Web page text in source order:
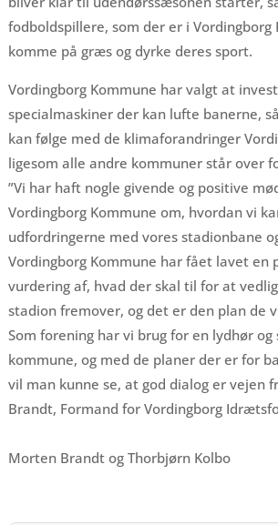
fodboldspillere, som der er i Vordingborg
komme på græs og dyrke deres sport.
Vordingborg Kommune har valgt at
specialmaskiner der kan lufte banerne,
kan følge med de klimaforandringer
ligesom alle andre kommuner står over
”Vi har haft nogle givende og positive
Vordingborg Kommune om, hvordan vi
udfordringerne med vores stadionbane
Vordingborg Kommune har fået lavet en
vurdering af, hvad der skal til for at
stadion fremover, og det er den plan de
Som forening har vi brug for en lydhør
kommune, og med de planer der er for
vil man kunne se, at god dialog er vejen
Brandt, Formand for Vordingborg
Morten Brandt og Thorbjørn Kolbo